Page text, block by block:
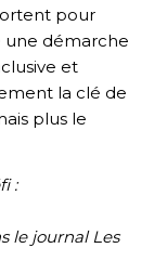
pour
une démarche
et
la clé de
plus le
:
le journal Les